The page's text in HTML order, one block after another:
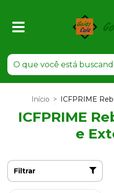
Início > ICFPRIME
ICFPRIME
e
Filtrar